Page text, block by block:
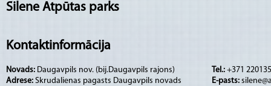
Silene Atpūtas parks
Kontaktinformācija
Novads: Daugavpils nov. (bij.Daugavpils rajons)
Adrese: Skrudalienas pagasts Daugavpils novads
Tel.: +371
E-pasts: